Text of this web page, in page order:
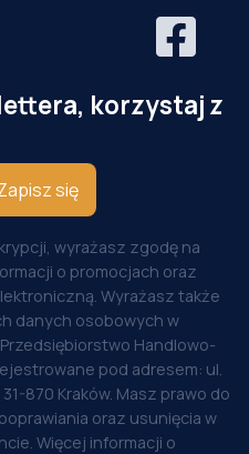
korzystaj z
się
wyrażasz zgodę na
o promocjach oraz
Wyrażasz także
danych osobowych w
Handlowo-
pod adresem: ul.
870 Kraków. Masz prawo do
oraz usunięcia w
Więcej informacji o